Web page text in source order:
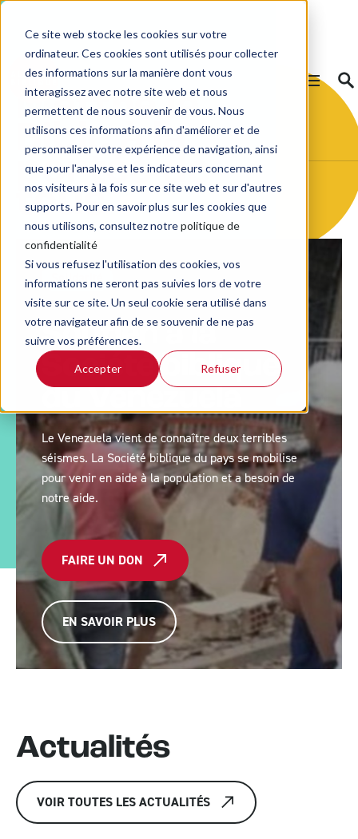
Ce site web stocke les cookies sur votre
ordinateur. Ces cookies sont utilisés pour collecter
des informations sur la manière dont vous
interagissez avec notre site web et nous
permettent de nous souvenir de vous. Nous
utilisons ces informations afin d'améliorer et de
personnaliser votre expérience de navigation, ainsi
que pour l'analyse et les indicateurs concernant
nos visiteurs à la fois sur ce site web et sur d'autres
supports. Pour en savoir plus sur les cookies que
nous utilisons, consultez notrepolitique de
confidentialité
Si vous refusez l'utilisation des cookies, vos
informations ne seront pas suivies lors de votre
visite sur ce site. Un seul cookie sera utilisé dans
votre navigateur afin de se souvenir de ne pas
suivre vos préférences.
Accepter Refuser
Mettre la
Bible à la
portée de
tous
Solidarité
Soutien à la
Société biblique
Le Venezuela vient de connaître deux terribles
séismes. La Société biblique du pays se mobilise
pour venir en aide à la population et a besoin de
notre aide.
FAIRE UN DON
EN SAVOIR PLUS
Actualités
VOIR TOUTES LES ACTUALITÉS